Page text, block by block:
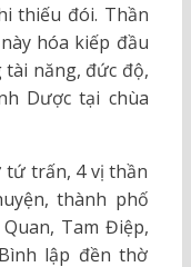
thiếu đói. Thần
hóa kiếp đầu
năng, đức độ,
Dược tại chùa
tứ trấn, 4 vị thần
thành phố
Tam Điệp,
lập đền thờ